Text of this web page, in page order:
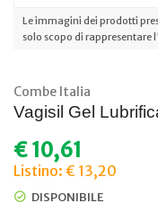
Le immagini dei prodotti
solo scopo di rappresentare
Combe Italia
Vagisil Gel
€10,61
Listino: € 13,20
DISPONIBILE